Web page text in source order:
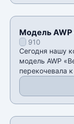
Модель AWP
910
Сегодня нашу
модель AWP
перекочевала